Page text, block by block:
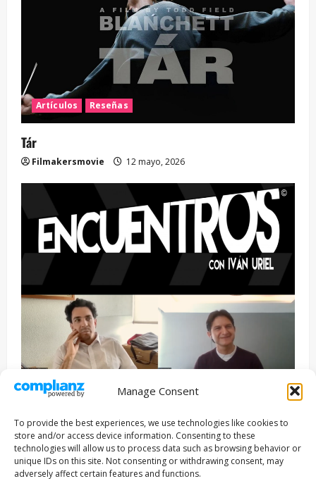
Manage Consent
To provide the best experiences, we use technologies like cookies to
store and/or access device information. Consenting to these
technologies will allow us to process data such as browsing behavior or
unique IDs on this site. Not consenting or withdrawing consent, may
adversely affect certain features and functions.
Artículos Reseñas
Tár
Filmakersmovie 12 mayo, 2026
Entrevista Series
ENCUENTROS CON IVÁN URIEL T3E22: JUAN PATRICIO
RIVEROLL
Filmakersmovie 5 mayo, 2026